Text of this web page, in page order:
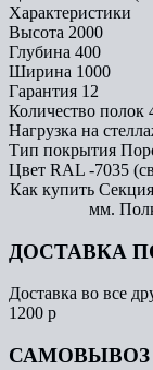
Характеристики
Высота 2000
Глубина 400
Ширина 1000
Гарантия 12
Количество полок
Нагрузка на
Тип покрытия
Цвет RAL -7035
Как купить
мм.
ДОСТАВКА
Доставка во все
1200 р
САМОВЫВОЗ